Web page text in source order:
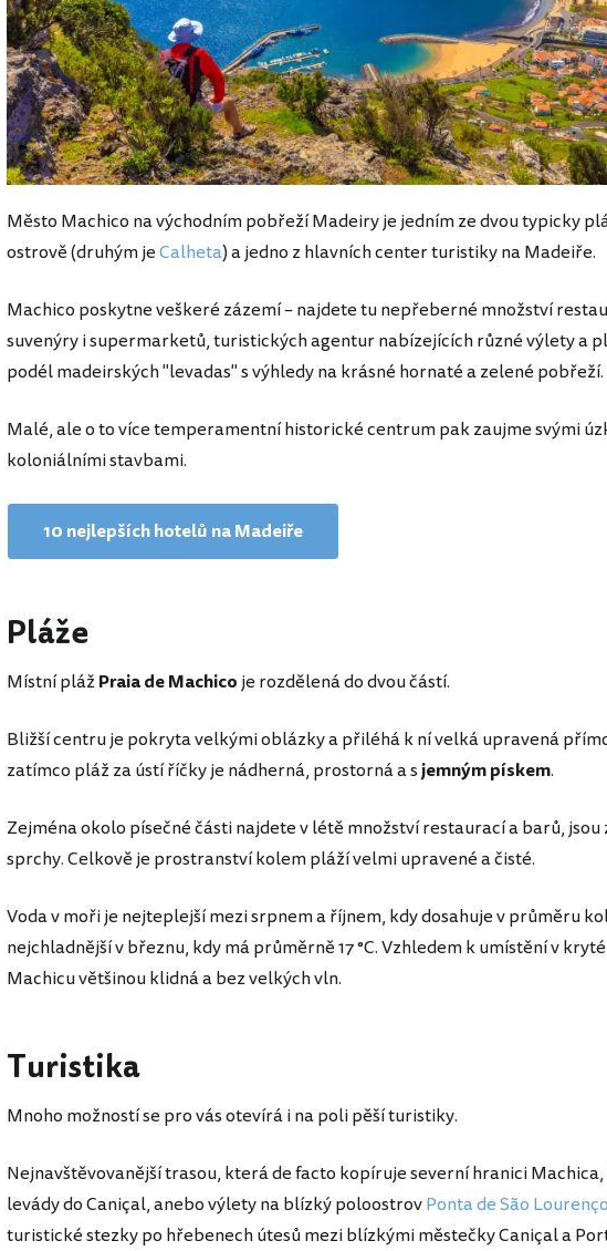
Město Machico na východním pobřeží Madeiry je jedním ze dvou typicky
ostrově (druhým jeCalheta) a jedno z hlavních center turistiky na Madeiře.
Machico poskytne veškeré zázemí – najdete tu nepřeberné množství
suvenýry i supermarketů, turistických agentur nabízejících různé výlety a
podél madeirských "levadas" s výhledy na krásné hornaté a zelené pobřeží.
Malé, ale o to více temperamentní historické centrum pak zaujme svými
koloniálními stavbami.
10 nejlepších hotelů na Madeiře
Pláže
Místní plážPraia de Machicoje rozdělená do dvou částí.
Bližší centru je pokryta velkými oblázky a přiléhá k ní velká upravená
zatímco pláž za ústí říčky je nádherná, prostorná a sjemným pískem.
Zejména okolo písečné části najdete v létě množství restaurací a barů, jsou
sprchy. Celkově je prostranství kolem pláží velmi upravené a čisté.
Voda v moři je nejteplejší mezi srpnem a říjnem, kdy dosahuje v průměru
nejchladnější v březnu, kdy má průměrně 17 °C. Vzhledem k umístění v
Machicu většinou klidná a bez velkých vln.
Turistika
Mnoho možností se pro vás otevírá i na poli pěší turistiky.
Nejnavštěvovanější trasou, která de facto kopíruje severní hranici
levády do Caniçal, anebo výlety na blízký poloostrovPonta de São Lourenço
turistické stezky po hřebenech útesů mezi blízkými městečky Caniçal a